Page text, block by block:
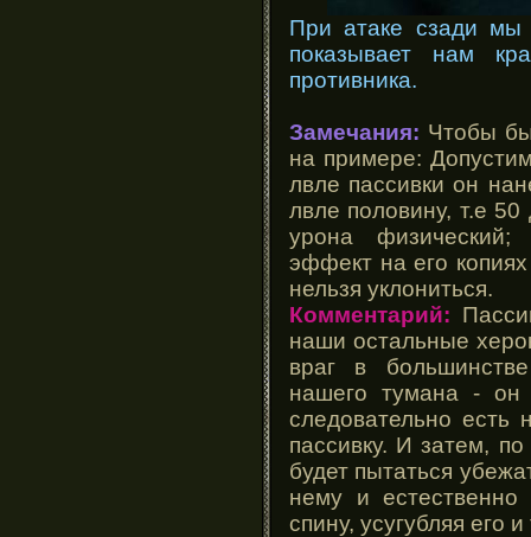
При атаке сзади мы
показывает нам
противника.
Замечания: Чтобы
на примере:
лвле пассивки он
лвле половину, т.е
урона
эффект на его
нельзя уклониться.
Комментарий:
наши остальные
враг в
нашего тумана - он
следовательно
пассивку. И затем,
будет пытаться
нему и
спину, усугубляя его